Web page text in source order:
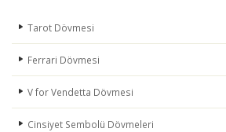
Tarot Dövmesi
Ferrari Dövmesi
V for Vendetta Dövmesi
Cinsiyet Sembolü Dövmeleri